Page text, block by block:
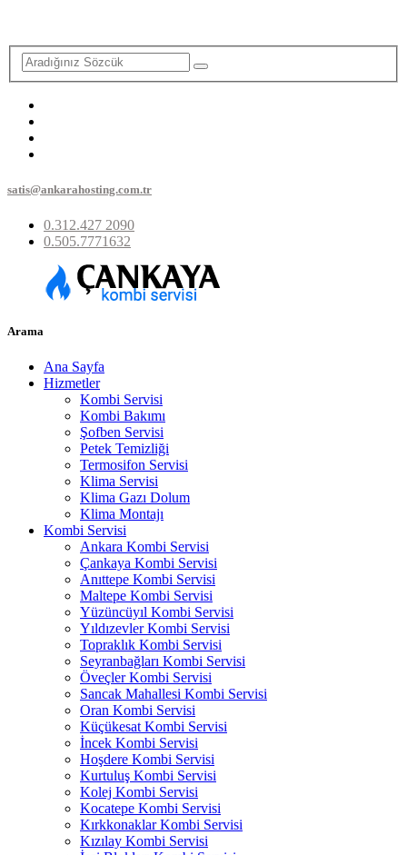
satis@ankarahosting.com.tr
0.312.427 2090
0.505.7771632
Arama
Ana Sayfa
Hizmetler
Kombi Servisi
Kombi Bakımı
Şofben Servisi
Petek Temizliği
Termosifon Servisi
Klima Servisi
Klima Gazı Dolum
Klima Montajı
Kombi Servisi
Ankara Kombi Servisi
Çankaya Kombi Servisi
Anıttepe Kombi Servisi
Maltepe Kombi Servisi
Yüzüncüyıl Kombi Servisi
Yıldızevler Kombi Servisi
Topraklık Kombi Servisi
Seyranbağları Kombi Servisi
Öveçler Kombi Servisi
Sancak Mahallesi Kombi Servisi
Oran Kombi Servisi
Küçükesat Kombi Servisi
İncek Kombi Servisi
Hoşdere Kombi Servisi
Kurtuluş Kombi Servisi
Kolej Kombi Servisi
Kocatepe Kombi Servisi
Kırkkonaklar Kombi Servisi
Kızılay Kombi Servisi